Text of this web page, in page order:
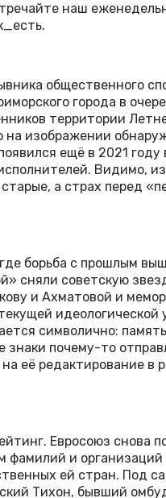
наш
общественного
города в
территории
на изображении
ещё в 2021 году
Видимо,
а страх перед
борьба с прошлым
сняли советскую
и Ахматовой и
идеологической
символично:
почему-то
её редактирование в
Евросоюз снова
фамилий и организаций
ей стран. Под
Тихон, бывший